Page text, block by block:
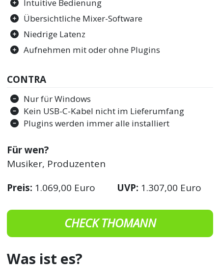
Intuitive Bedienung
Übersichtliche Mixer-Software
Niedrige Latenz
Aufnehmen mit oder ohne Plugins
CONTRA
Nur für Windows
Kein USB-C-Kabel nicht im Lieferumfang
Plugins werden immer alle installiert
Für wen?
Musiker, Produzenten
Preis: 1.069,00 Euro UVP: 1.307,00 Euro
CHECK THOMANN
Was ist es?